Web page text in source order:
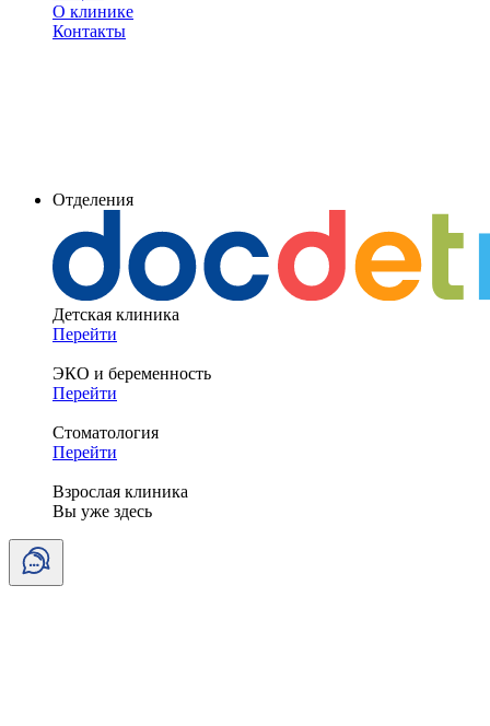
О клинике
Контакты
Отделения
Детская клиника
Перейти
ЭКО и беременность
Перейти
Стоматология
Перейти
Взрослая клиника
Вы уже здесь